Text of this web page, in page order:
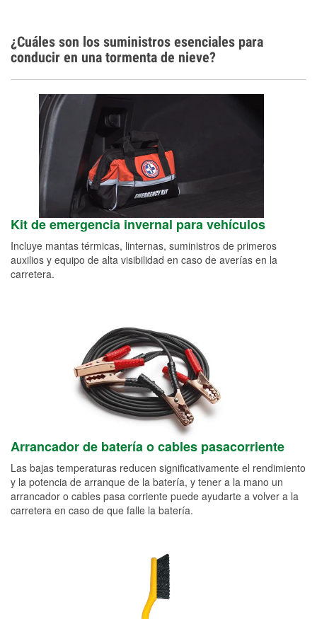
¿Cuáles son los suministros esenciales para
conducir en una tormenta de nieve?
Kit de emergencia invernal para vehículos
Incluye mantas térmicas, linternas, suministros de primeros
auxilios y equipo de alta visibilidad en caso de averías en la
carretera.
Arrancador de batería o cables pasacorriente
Las bajas temperaturas reducen significativamente el rendimiento
y la potencia de arranque de la batería, y tener a la mano un
arrancador o cables pasa corriente puede ayudarte a volver a la
carretera en caso de que falle la batería.